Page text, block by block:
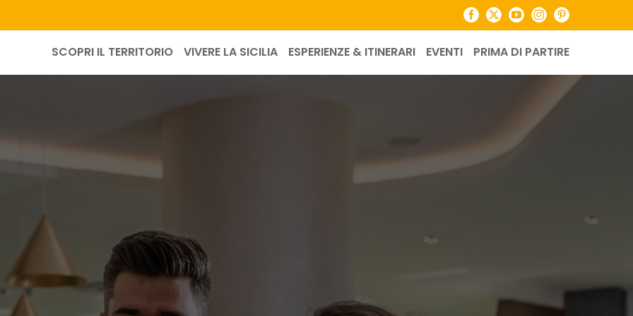
Facebook
X YouTubeInstagramPinterest
SCOPRI IL TERRITORIO VIVERE LA SICILIA ESPERIENZE & ITINERARI EVENTI PRIMA DI PARTIRE